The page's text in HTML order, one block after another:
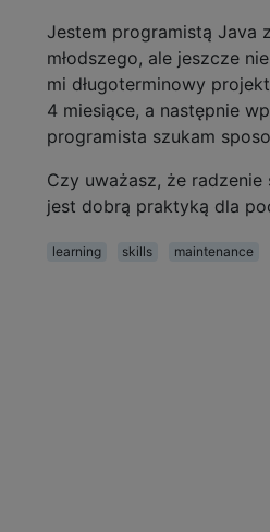
Jestem programistą Java
młodszego, ale jeszcze
mi długoterminowy
4 miesiące, a następnie
programista szukam
Czy uważasz, że
jest dobrą praktyką dla
learning skills maintenance